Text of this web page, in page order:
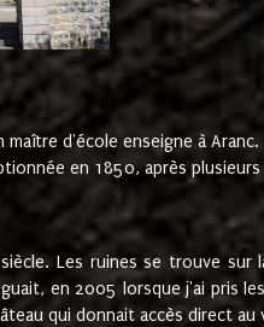
d'école enseigne à Aranc.
en 1850, après
Les ruines se trouve sur
en 2005 lorsque j'ai pris
qui donnait accès direct au